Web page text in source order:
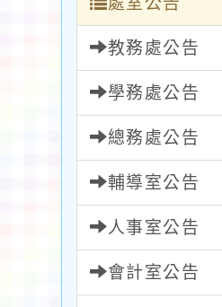
教務處公告
學務處公告
總務處公告
輔導室公告
人事室公告
會計室公告